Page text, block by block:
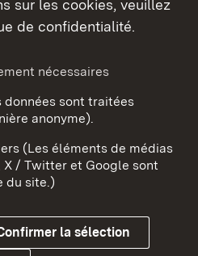
Confidentialité
sur les cookies, veuillez
de confidentialité.
nécessaires
données sont traitées
anonyme).
(Les éléments de médias
X / Twitter et Google sont
du site.)
la sélection